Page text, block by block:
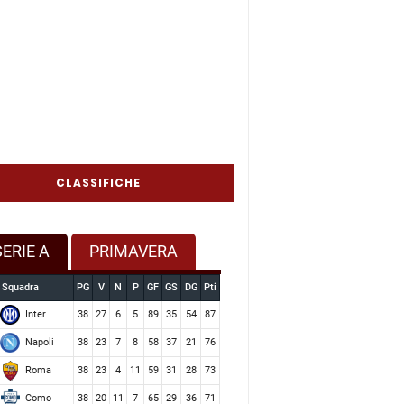
CLASSIFICHE
A PRIMAVERA
Squadra PG V N P GF GS DG Pti
Inter 38 27 6 5 89 35 54 87
Napoli 38 23 7 8 58 37 21 76
Roma 38 23 4 11 59 31 28 73
Como 38 20 11 7 65 29 36 71